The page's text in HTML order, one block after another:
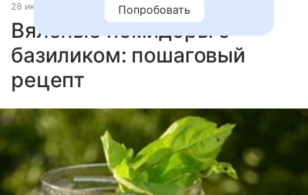
28 июля 2026 Рецепты
Вяленые помидоры с
базиликом: пошаговый
рецепт
Попробовать